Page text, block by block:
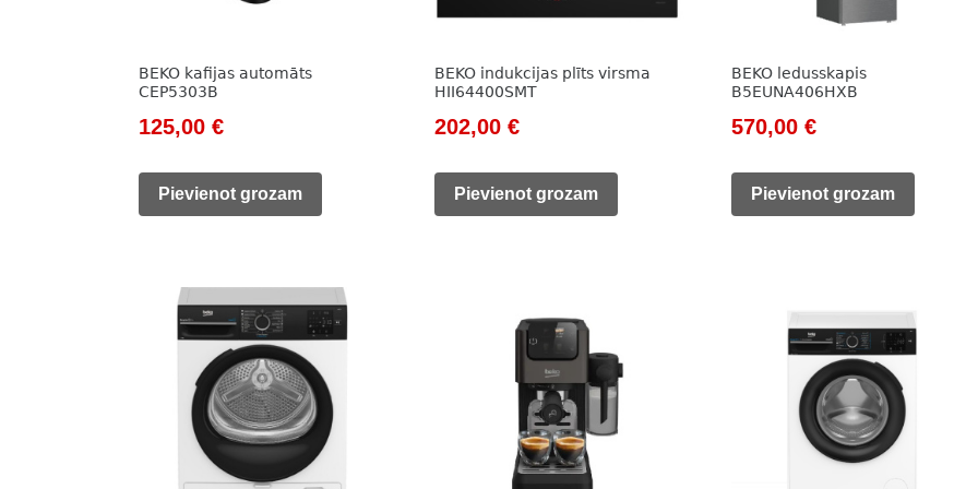
BEKO kafijas automāts
CEP5303B
Original
was:
125,00 €Current
is:
Pievienot grozam
BEKO indukcijas plīts virsma
HII64400SMT
Original
was:
202,00€Current
is:
Pievienot grozam
BEKO ledusskapis
B5EUNA406HXB
Original
was:
570,00 €Current
is:
Pievienot grozam